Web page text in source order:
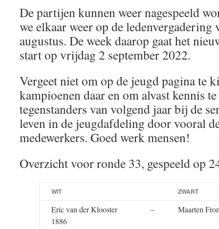
De partijen kunnen weer nagespeeld
we elkaar weer op de
augustus. De week daarop gaat het
start op vrijdag 2 september 2022.
Vergeet niet om op de jeugd pagina te
kampioenen daar en om alvast kennis
tegenstanders van volgend jaar bij de
leven in de jeugdafdeling door vooral
medewerkers. Goed werk mensen!
Overzicht voor ronde 33, gespeeld op
WIT ZWART
Eric van der Klooster
1886
– Maarten